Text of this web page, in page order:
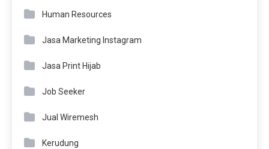
Human Resources
Jasa Marketing Instagram
Jasa Print Hijab
Job Seeker
Jual Wiremesh
Kerudung